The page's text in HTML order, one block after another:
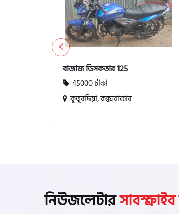
বাজাজ ডিসকভার 125
45000 টাকা
কুতুবদিয়া, কক্সবাজার
নিউজলেটার